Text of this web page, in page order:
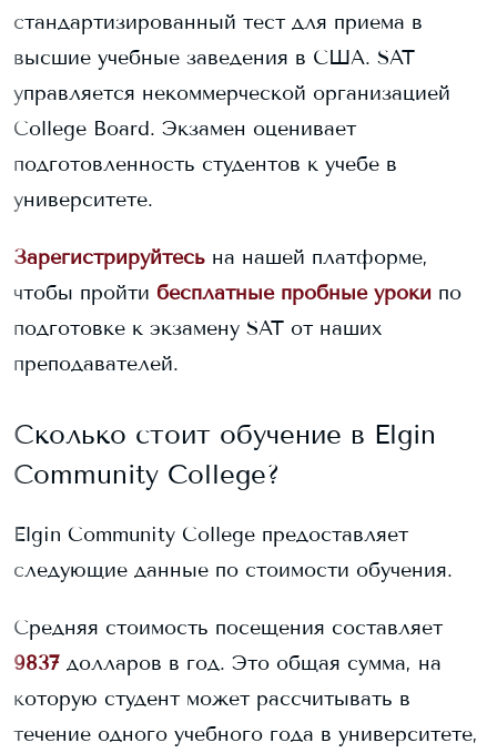
стандартизированный тест для приема в
высшие учебные заведения в США. SAT
управляется некоммерческой организацией
College Board. Экзамен оценивает
подготовленность студентов к учебе в
университете.
Зарегистрируйтесь на нашей платформе,
чтобы пройти бесплатные пробные уроки по
подготовке к экзамену SAT от наших
преподавателей.
Сколько стоит обучение в Elgin
Community College?
Elgin Community College предоставляет
следующие данные по стоимости обучения.
Средняя стоимость посещения составляет
9837 долларов в год. Это общая сумма, на
которую студент может рассчитывать в
течение одного учебного года в университете,